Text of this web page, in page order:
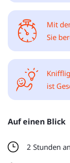
Mit
Sie
ist
Auf einen Blick
2 Stunden